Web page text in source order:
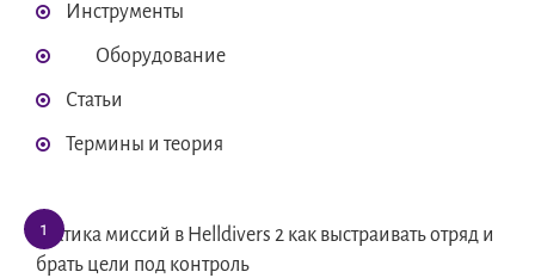
Инструменты
Оборудование
Статьи
Термины и теория
Тактика миссий в Helldivers 2 как выстраивать отряд и
брать цели под контроль